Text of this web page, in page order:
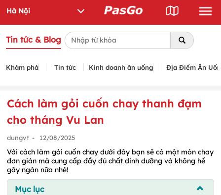
Tin tức & Blog
Khám phá Tin tức Kinh doanh ăn uống Địa Điểm Ăn
Cách làm gỏi cuốn chay thanh đạm
cho tháng Vu Lan
dungvt - 12/08/2025
Với cách làm gỏi cuốn chay dưới đây bạn sẽ có một món chay
đơn giản mà cung cấp đầy đủ chất dinh dưỡng và không hề
gây ngán nữa nhé!
Mục lục